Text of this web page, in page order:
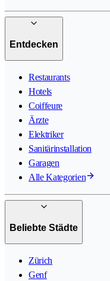
Entdecken
Restaurants
Hotels
Coiffeure
Ärzte
Elektriker
Sanitärinstallation
Garagen
Alle Kategorien
Beliebte Städte
Zürich
Genf